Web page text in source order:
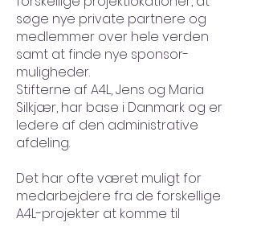
søge nye private partnere og
medlemmer over hele verden
samt at finde nye sponsor­
muligheder.
Stifterne af A4L, Jens og Maria
Silkjær, har base i Danmark og er
ledere af den administrative
afdeling.
Det har ofte været muligt for
medarbejdere fra de forskellige
A4L-projekter at komme til